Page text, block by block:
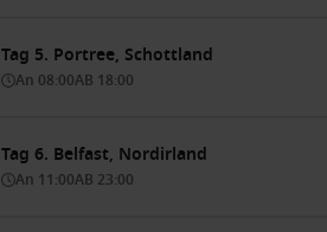
Tag 5. Portree, Schottland
An 08:00AB 18:00
Tag 6. Belfast, Nordirland
An 11:00AB 23:00